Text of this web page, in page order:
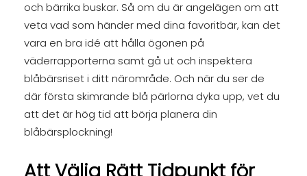
och bärrika buskar. Så om du är angelägen om att
veta vad som händer med dina favoritbär, kan det
vara en bra idé att hålla ögonen på
väderrapporterna samt gå ut och inspektera
blåbärsriset i ditt närområde. Och när du ser de
där första skimrande blå pärlorna dyka upp, vet du
att det är hög tid att börja planera din
blåbärsplockning!